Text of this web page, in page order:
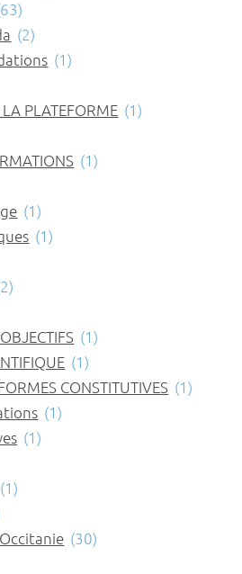
(2)
(1)
PLATEFORME (1)
(1)
(1)
(1)
(1)
(1)
CONSTITUTIVES (1)
(1)
(1)
(1)
(30)